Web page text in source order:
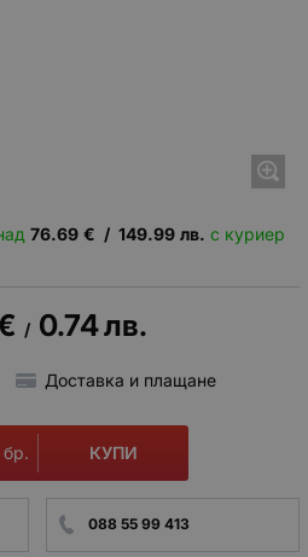
76.69 € / 149.99 лв. с куриер
/ 0.74лв.
Доставка и плащане
бр. КУПИ
088 55 99 413